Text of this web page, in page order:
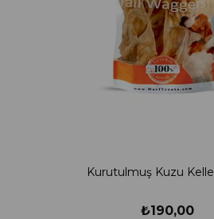
Kurutulmuş Kuzu
₺190,00